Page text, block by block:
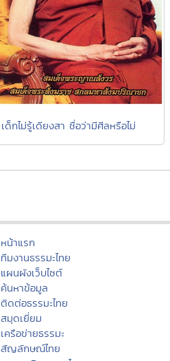
เด็กไม่รู้เดียงสา ชื่อว่ามีศีลหรือไม่
หน้าแรก
ทีมงานธรรมะไทย
แผนผังเว็บไซต์
ค้นหาข้อมูล
ติดต่อธรรมะไทย
สมุดเยี่ยม
เครือข่ายธรรมะ
สัญลักษณ์ไทย